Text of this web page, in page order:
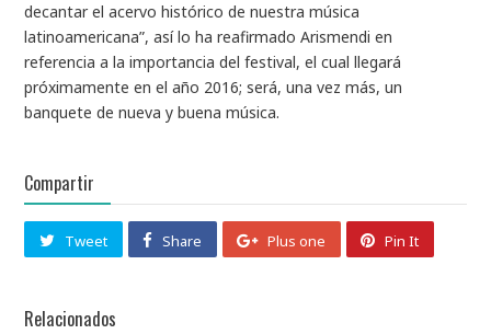
decantar el acervo histórico de nuestra música
latinoamericana”, así lo ha reafirmado Arismendi en
referencia a la importancia del festival, el cual llegará
próximamente en el año 2016; será, una vez más, un
banquete de nueva y buena música.
Compartir
Tweet Share Plus one Pin It
Relacionados